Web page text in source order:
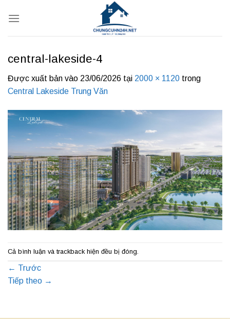
qua
central-lakeside-4
Được xuất bản vào 23/06/2026 tại 2000 × 1120 trong
Central Lakeside Trung Văn
Cả bình luận và trackback hiện đều bị đóng.
← Trước
Tiếp theo →